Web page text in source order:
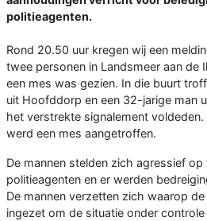
politieagenten.
Rond 20.50 uur kregen wij een
twee personen in Landsmeer aan de
een mes was gezien. In die buurt
uit Hoofddorp en een 32-jarige man
het verstrekte signalement voldeden.
werd een mes aangetroffen.
De mannen stelden zich agressief
politieagenten en er werden
De mannen verzetten zich waarop
ingezet om de situatie onder